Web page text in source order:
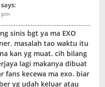
says:
sinis bgt ya ma EXO
masalah tao waktu itu
kan yg muat. cih bilang
lagi makanya dibuat
fans kecewa ma exo. biar
yg udah keluar atau